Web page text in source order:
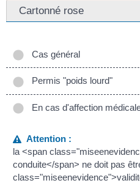
Cartonné rose
Cas général
Permis "poids lourd"
En cas d'affection
Attention :
la <span
conduite</span> ne doit pas